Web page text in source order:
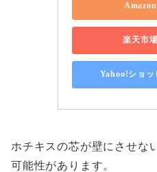
楽天市
Yahoo!ショッ
ホチキスの芯が壁にさせな
可能性があります。